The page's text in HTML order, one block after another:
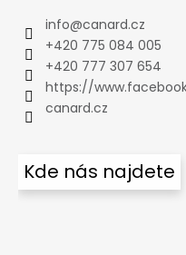
info@canard.cz
+420 775 084 005
+420 777 307 654
https://
canard.cz
Kde nás najdete